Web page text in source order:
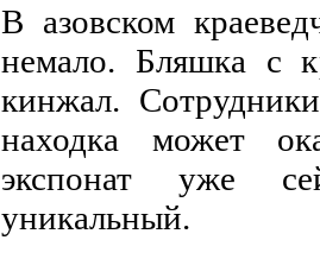
В азовском
немало. Бляшка с
кинжал.
находка может
экспонат уже
уникальный.